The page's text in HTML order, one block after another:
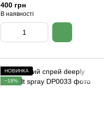
400 грн
В наявності
НОВИНКА
−18%